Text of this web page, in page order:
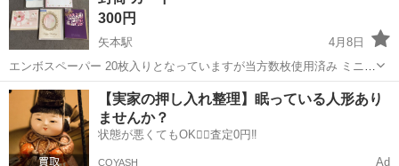
300円
矢本駅
4月8日
エンボスペーパー 20枚入りとなっていますが当方数枚使用済み ミニレ
ターセット ハート柄 便箋3枚、封筒3枚 誕生日祝い ピンク色 294円、
紫色 294円 結婚祝い 336円 全てまとめてのお取引です。
宮城 東松島市 矢本駅 冠婚葬祭 便箋
【実家の押し入れ整理】眠っている人形あり
ませんか？
状態が悪くてもOK🙆‍♀️査定0円‼️
COYASH Ad